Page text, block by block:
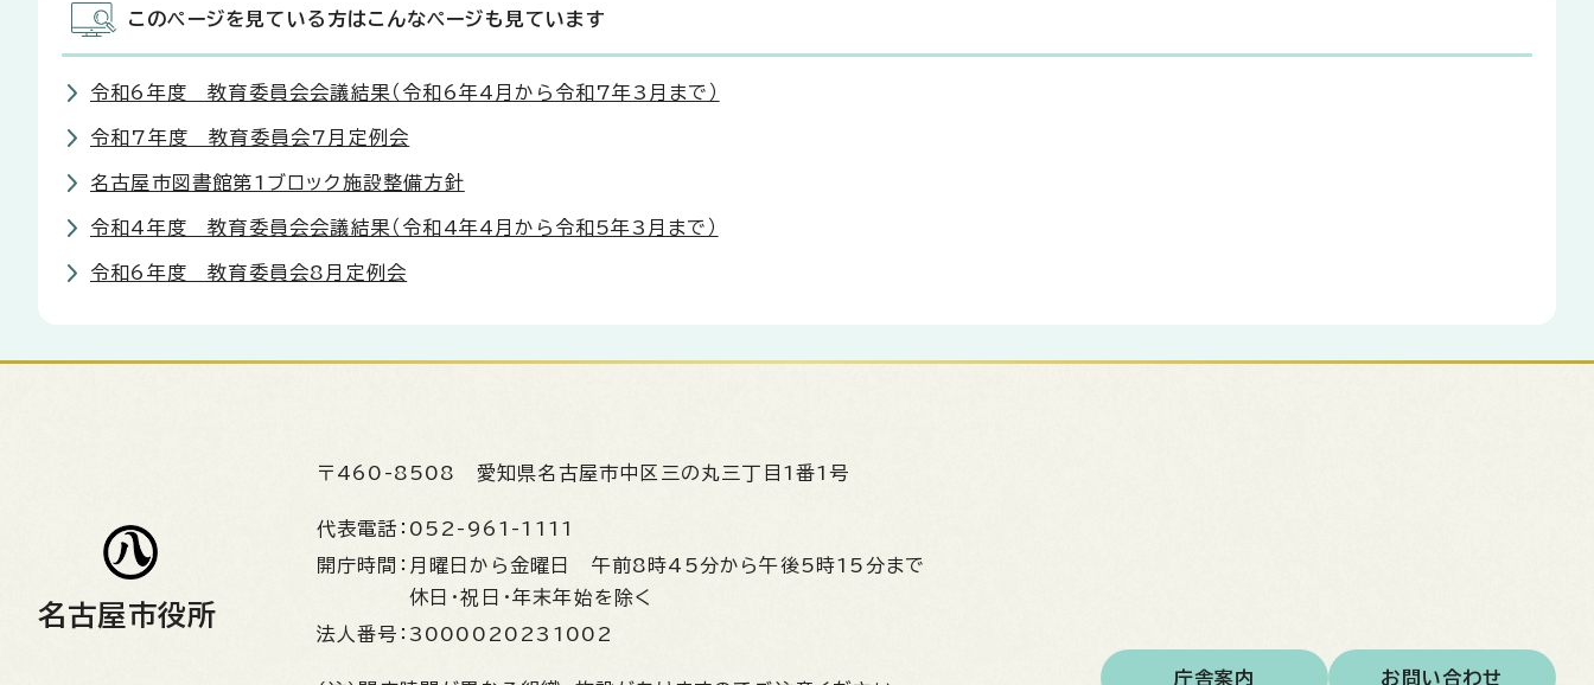
このページを見ている方はこんなページも見ています
令和6年度 教育委員会会議結果（令和6年4月から令和7年3月まで）
令和7年度 教育委員会7月定例会
名古屋市図書館第1ブロック施設整備方針
令和4年度 教育委員会会議結果（令和4年4月から令和5年3月まで）
令和6年度 教育委員会8月定例会
名古屋市役所
〒460-8508 愛知県名古屋市中区三の丸三丁目1番1号
代表電話： 052-961-1111
開庁時間： 月曜日から金曜日 午前8時45分から午後5時15分まで
休日・祝日・年末年始を除く
法人番号： 3000020231002
庁舎案内 お問い合わせ